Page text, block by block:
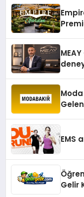
Moda
EMS
Gelir